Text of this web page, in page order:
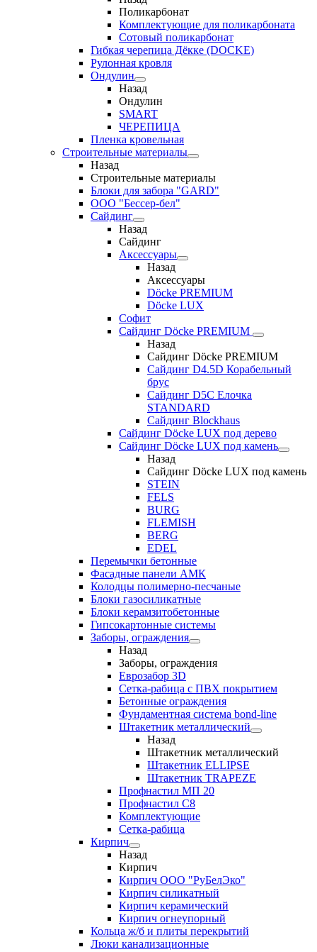
Поликарбонат
Комплектующие для поликарбоната
Сотовый поликарбонат
Гибкая черепица Дёкке (DOCKE)
Рулонная кровля
Ондулин
Назад
Ондулин
SMART
ЧЕРЕПИЦА
Пленка кровельная
Строительные материалы
Назад
Строительные материалы
Блоки для забора "GARD"
ООО "Бессер-бел"
Сайдинг
Назад
Сайдинг
Аксессуары
Назад
Аксессуары
Döcke PREMIUM
Döcke LUX
Софит
Сайдинг Döcke PREMIUM
Назад
Сайдинг Döcke PREMIUM
Сайдинг D4.5D Корабельный
брус
Сайдинг D5С Елочка
STANDARD
Сайдинг Blockhaus
Сайдинг Döcke LUX под дерево
Сайдинг Döcke LUX под камень
Назад
Сайдинг Döcke LUX под камень
STEIN
FELS
BURG
FLEMISH
BERG
EDEL
Перемычки бетонные
Фасадные панели АМК
Колодцы полимерно-песчаные
Блоки газосиликатные
Блоки керамзитобетонные
Гипсокартонные системы
Заборы, ограждения
Назад
Заборы, ограждения
Еврозабор 3D
Сетка-рабица с ПВХ покрытием
Бетонные ограждения
Фундаментная система bond-line
Штакетник металлический
Назад
Штакетник металлический
Штакетник ELLIPSE
Штакетник TRAPEZE
Профнастил МП 20
Профнастил С8
Комплектующие
Сетка-рабица
Кирпич
Назад
Кирпич
Кирпич ООО "РуБелЭко"
Кирпич силикатный
Кирпич керамический
Кирпич огнеупорный
Кольца ж/б и плиты перекрытий
Люки канализационные